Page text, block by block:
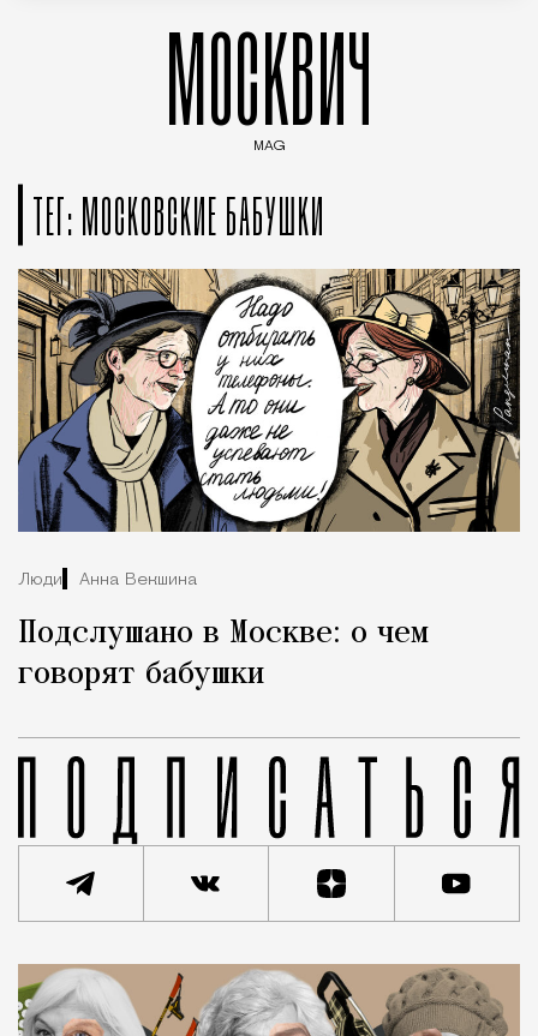
МОСКВИЧ
MAG
ТЕГ: МОСКОВСКИЕ БАБУШКИ
Люди Анна Векшина
Подслушано в Москве: о чем
говорят бабушки